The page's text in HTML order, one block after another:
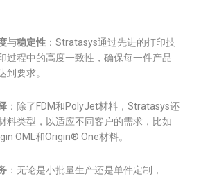
与稳定性 ：Stratasys通过先进的打印技
过程中的高度一致性，确保每一件产品
到要求。
：除了FDM和PolyJet材料，Stratasys还
料类型，以适应不同客户的需求，比如
OML和Origin® One材料。
：无论是小批量生产还是单件定制，